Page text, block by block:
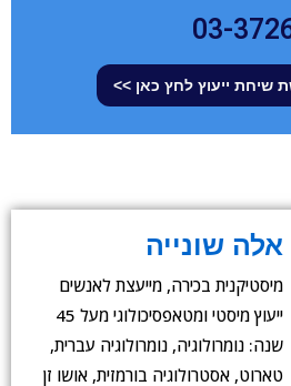
03-
שיחת ייעוץ לחץ כאן >>
אלה שונייה
מיסטיקנית בכירה, מייעצת לאנשים
ייעוץ מיסטי ומטאפסיכולוגי מעל 45
שנה: נומרולוגיה, נומרולוגיה עברית,
טארוט, אסטרולוגיה בורמזית, אושו זן